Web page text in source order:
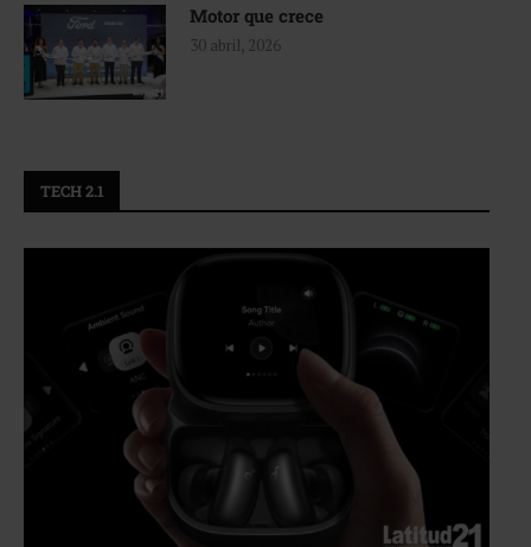
Motor que crece
30 abril, 2026
TECH 2.1